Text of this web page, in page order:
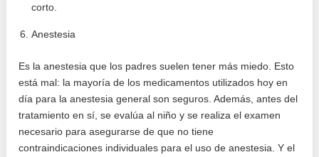
corto.
Anestesia
Es la anestesia que los padres suelen tener más miedo. Esto
está mal: la mayoría de los medicamentos utilizados hoy en
día para la anestesia general son seguros. Además, antes del
tratamiento en sí, se evalúa al niño y se realiza el examen
necesario para asegurarse de que no tiene
contraindicaciones individuales para el uso de anestesia. Y el